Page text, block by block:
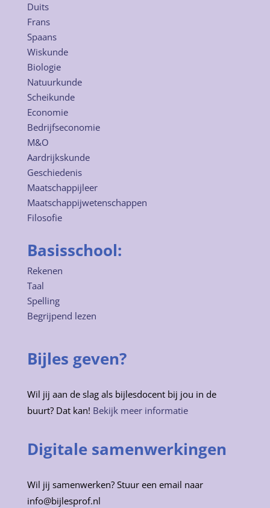
Duits
Frans
Spaans
Wiskunde
Biologie
Natuurkunde
Scheikunde
Economie
Bedrijfseconomie
M&O
Aardrijkskunde
Geschiedenis
Maatschappijleer
Maatschappijwetenschappen
Filosofie
Basisschool:
Rekenen
Taal
Spelling
Begrijpend lezen
Bijles geven?
Wil jij aan de slag als bijlesdocent bij jou in de
buurt? Dat kan! Bekijk meer informatie
Digitale samenwerkingen
Wil jij samenwerken? Stuur een email naar
info@bijlesprof.nl